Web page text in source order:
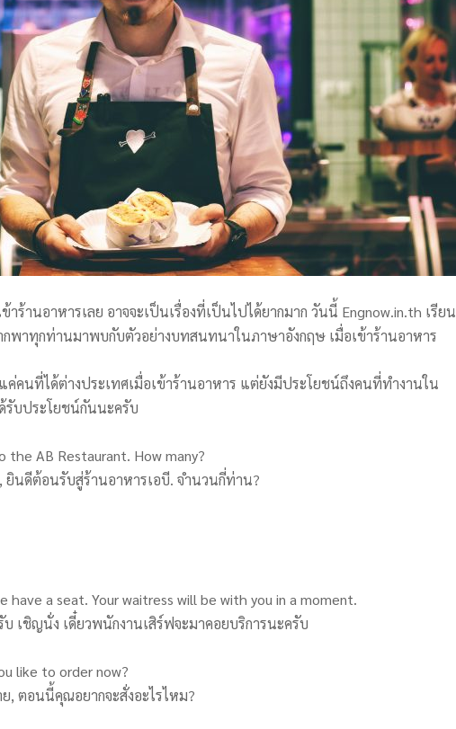
าร้านอาหารเลย อาจจะเป็นเรื่องที่เป็นไปได้ยากมาก วันนี้ Engnow.in.th เรียน
พาทุกท่านมาพบกับตัวอย่างบทสนทนาในภาษาอังกฤษ เมื่อเข้าร้านอาหาร
คนที่ได้ต่างประเทศเมื่อเข้าร้านอาหาร แต่ยังมีประโยชน์ถึงคนที่ทำงานใน
รับประโยชน์กันนะครับ
the AB Restaurant. How many?
ยินดีต้อนรับสู่ร้านอาหารเอบี. จำนวนกี่ท่าน?
have a seat. Your waitress will be with you in a moment.
บ เชิญนั่ง เดี๋ยวพนักงานเสิร์ฟจะมาคอยบริการนะครับ
like to order now?
, ตอนนี้คุณอยากจะสั่งอะไรไหม?